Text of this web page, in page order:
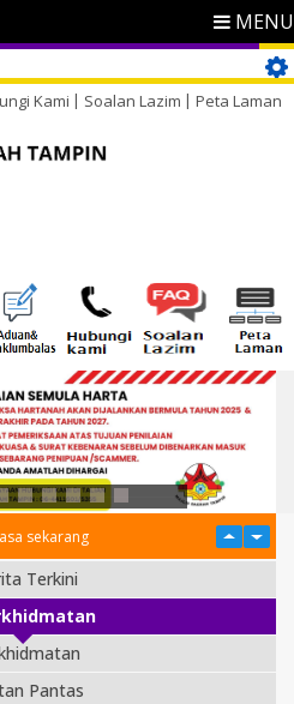
MENU
Kami Soalan Lazim Peta Laman
sekarang
Terkini
Pantas